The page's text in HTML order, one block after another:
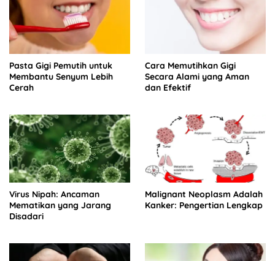
Pasta Gigi Pemutih untuk
Membantu Senyum Lebih
Cerah
Cara Memutihkan Gigi
Secara Alami yang Aman
dan Efektif
Virus Nipah: Ancaman
Mematikan yang Jarang
Disadari
Malignant Neoplasm Adalah
Kanker: Pengertian Lengkap